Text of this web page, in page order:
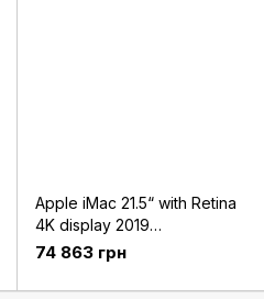
Apple iMac 21.5“ with Retina
4K display 2019
(Z0VX0009C)
74 863 грн